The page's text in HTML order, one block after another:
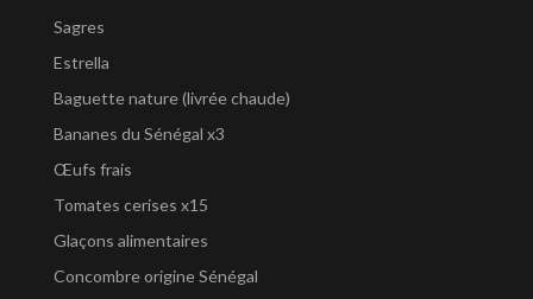
Sagres
Estrella
Baguette nature (livrée chaude)
Bananes du Sénégal x3
Œufs frais
Tomates cerises x15
Glaçons alimentaires
Concombre origine Sénégal